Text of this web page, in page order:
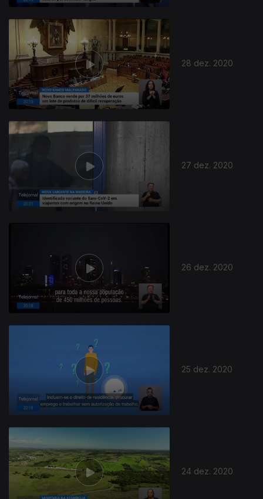
28 dez. 2020
27 dez. 2020
26 dez. 2020
25 dez. 2020
24 dez. 2020